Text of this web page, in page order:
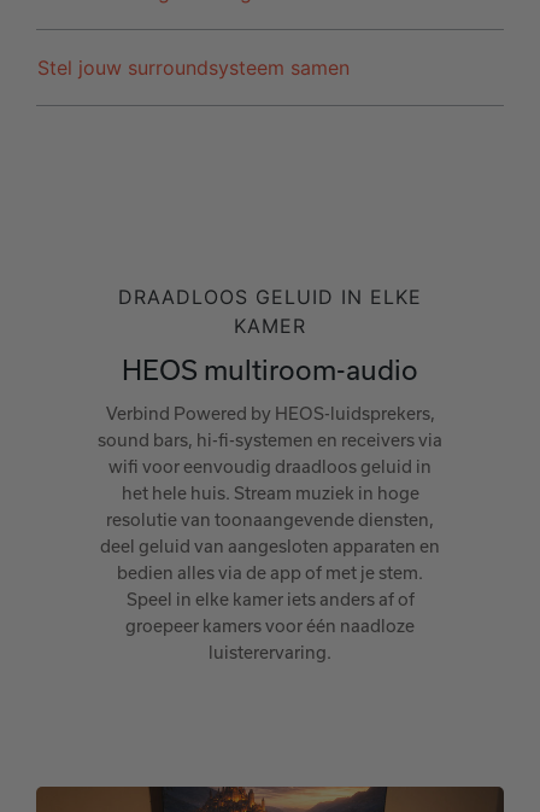
Stel jouw surroundsysteem samen
DRAADLOOS GELUID IN ELKE
KAMER
HEOS multiroom-audio
Verbind Powered by HEOS-luidsprekers,
sound bars, hi-fi-systemen en receivers via
wifi voor eenvoudig draadloos geluid in
het hele huis. Stream muziek in hoge
resolutie van toonaangevende diensten,
deel geluid van aangesloten apparaten en
bedien alles via de app of met je stem.
Speel in elke kamer iets anders af of
groepeer kamers voor één naadloze
luisterervaring.